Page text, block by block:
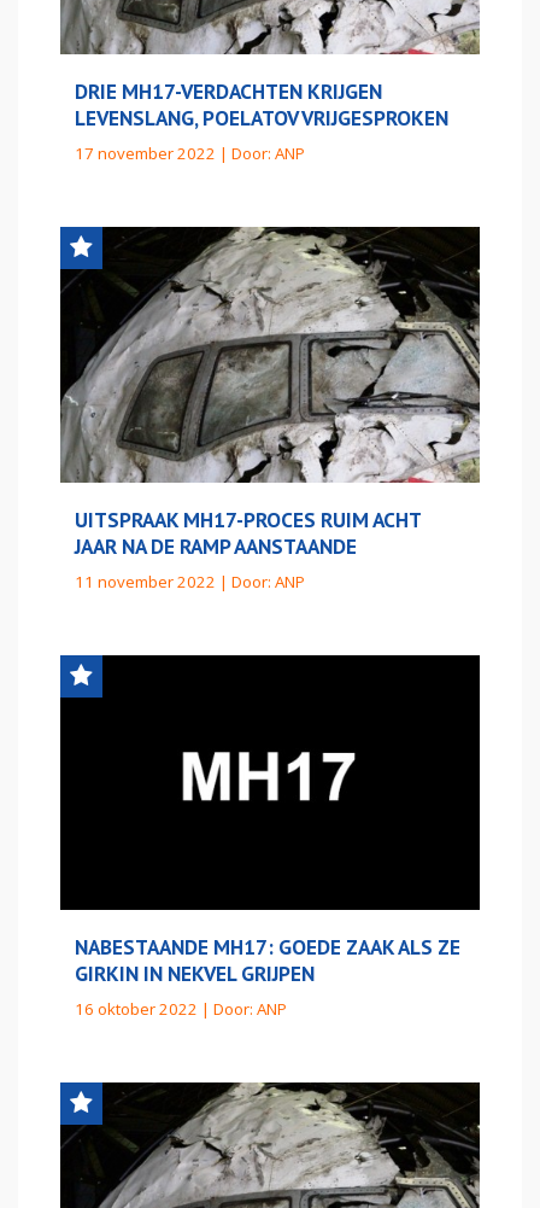
DRIE MH17-VERDACHTEN KRIJGEN
LEVENSLANG, POELATOV VRIJGESPROKEN
17 november 2022 | Door: ANP
UITSPRAAK MH17-PROCES RUIM ACHT
JAAR NA DE RAMP AANSTAANDE
11 november 2022 | Door: ANP
NABESTAANDE MH17: GOEDE ZAAK ALS ZE
GIRKIN IN NEKVEL GRIJPEN
16 oktober 2022 | Door: ANP